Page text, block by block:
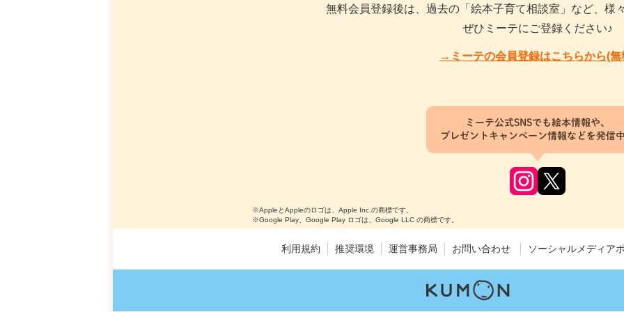
無料会員登録後は、過去の「絵本子育て相談室」など、様
ぜひミーテにご登録ください♪
→ミーテの会員登録はこちらから(無
ミーテ公式SNSでも絵本情報や、
プレゼントキャンペーン情報などを発信
※AppleとAppleのロゴは、Apple Inc.の商標です。
※Google Play、Google Play ロゴは、Google LLC の商標です。
利用規約 推奨環境 運営事務局 お問い合わせ ソーシャルメディア